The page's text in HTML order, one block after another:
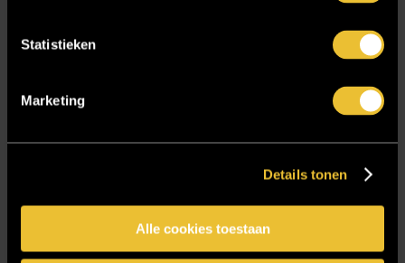
Statistieken
Marketing
Details tonen
Alle cookies toestaan